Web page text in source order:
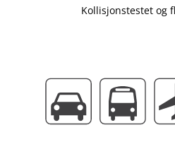
Kollisjonstestet og